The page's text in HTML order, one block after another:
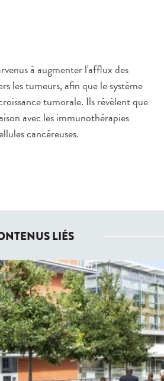
à augmenter l'afflux des
les tumeurs, afin que le système
tumorale. Ils révèlent que
avec les immunothérapies
cancéreuses.
LIÉS